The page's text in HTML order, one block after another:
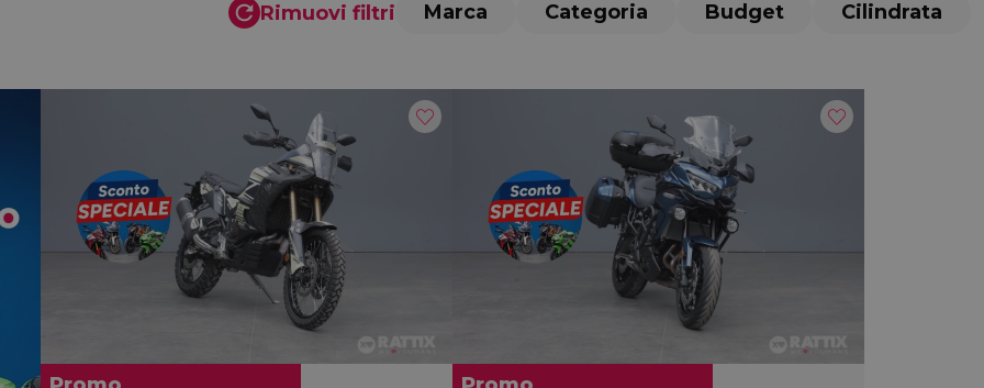
Rimuovi filtri Marca Categoria Budget Cilindrata